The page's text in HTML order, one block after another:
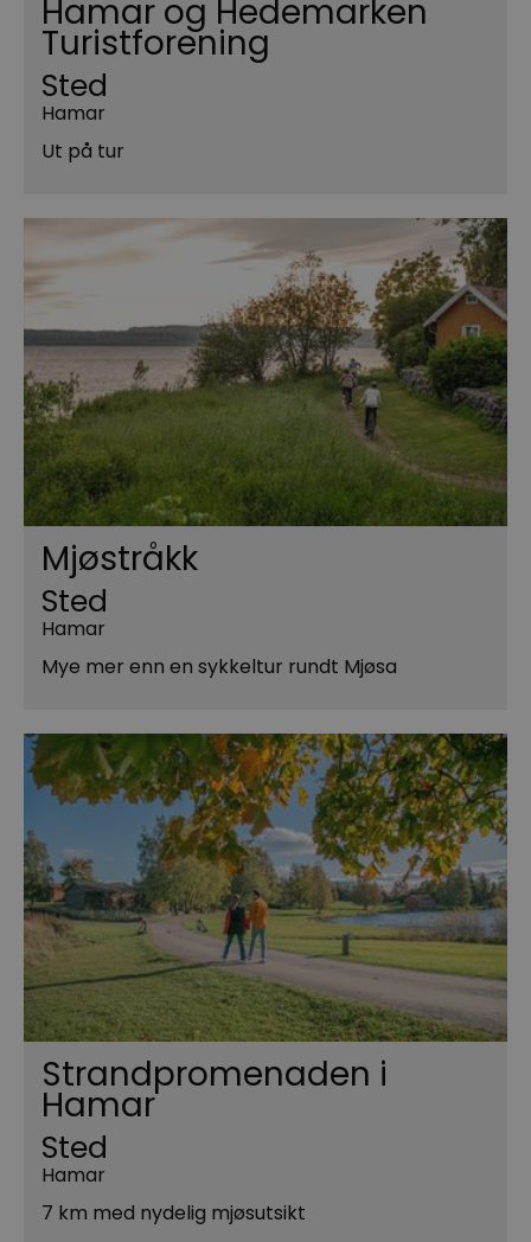
Hamar og Hedemarken
Turistforening
Sted
Hamar
Ut på tur
Mjøstråkk
Sted
Hamar
Mye mer enn en sykkeltur rundt Mjøsa
Strandpromenaden i
Hamar
Sted
Hamar
7 km med nydelig mjøsutsikt